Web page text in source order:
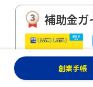
補助金ガ
創業手帳